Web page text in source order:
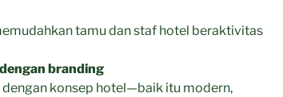
tamu dan staf hotel beraktivitas
branding
dengan konsep hotel—baik itu modern,